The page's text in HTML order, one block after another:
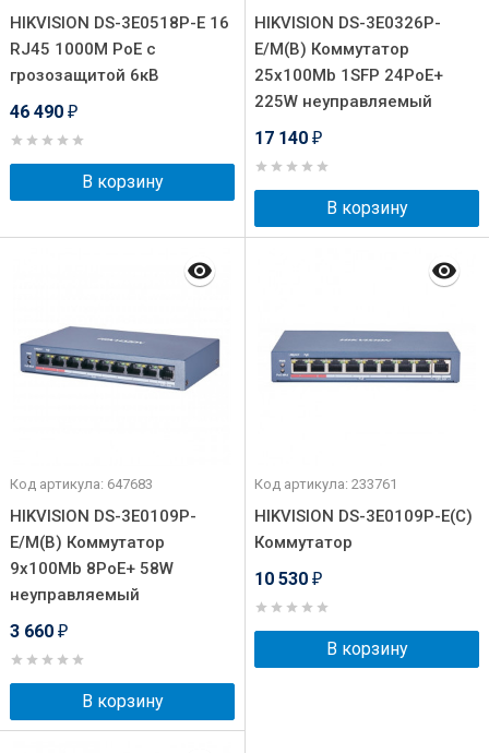
HIKVISION DS-3E0518P-E 16
RJ45 1000M PoE с
грозозащитой 6кВ
46 490 ₽
В корзину
HIKVISION DS-3E0326P-
E/M(B) Коммутатор
25x100Mb 1SFP 24PoE+
225W неуправляемый
17 140 ₽
В корзину
Код артикула: 647683
HIKVISION DS-3E0109P-
E/M(B) Коммутатор
9x100Mb 8PoE+ 58W
неуправляемый
3 660 ₽
В корзину
Код артикула: 233761
HIKVISION DS-3E0109P-E(C)
Коммутатор
10 530 ₽
В корзину